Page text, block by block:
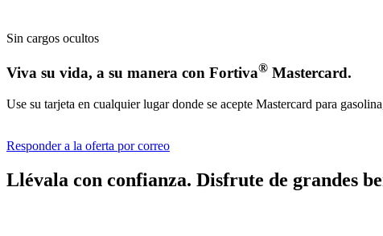
Sin cargos ocultos
Viva su vida, a su manera con Fortiva® Mastercard.
Use su tarjeta en cualquier lugar donde se acepte Mastercard para
Responder a la oferta por correo
Llévala con confianza. Disfrute de grandes